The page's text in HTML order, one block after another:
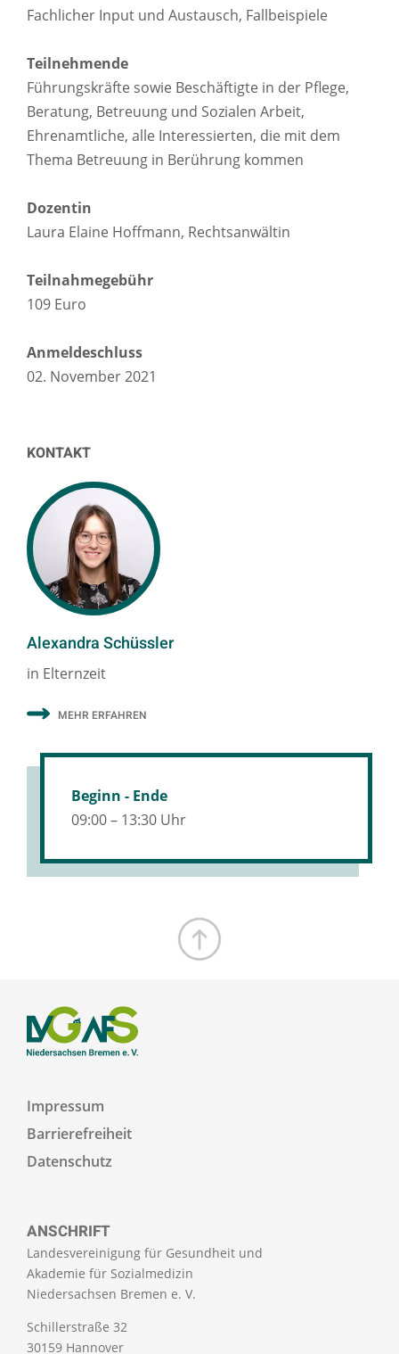
Fachlicher Input und Austausch, Fallbeispiele
Teilnehmende
Führungskräfte sowie Beschäftigte in der Pflege,
Beratung, Betreuung und Sozialen Arbeit,
Ehrenamtliche, alle Interessierten, die mit dem
Thema Betreuung in Berührung kommen
Dozentin
Laura Elaine Hoffmann, Rechtsanwältin
Teilnahmegebühr
109 Euro
Anmeldeschluss
02. November 2021
KONTAKT
Alexandra Schüssler
in Elternzeit
MEHR ERFAHREN
Beginn - Ende
09:00 – 13:30 Uhr
ANSCHRIFT
Landesvereinigung für Gesundheit und
Akademie für Sozialmedizin
Niedersachsen Bremen e. V.
Schillerstraße 32
30159 Hannover
Impressum
Barrierefreiheit
Datenschutz